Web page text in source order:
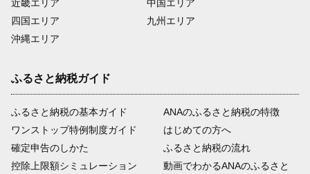
近畿エリア
四国エリア
沖縄エリア
中国エリア
九州エリア
ふるさと納税ガイド
ふるさと納税の基本ガイド
ワンストップ特例制度ガイド
確定申告のしかた
控除上限額シミュレーション
ANAのふるさと納税の特徴
はじめての方へ
ふるさと納税の流れ
動画でわかるANAのふるさと